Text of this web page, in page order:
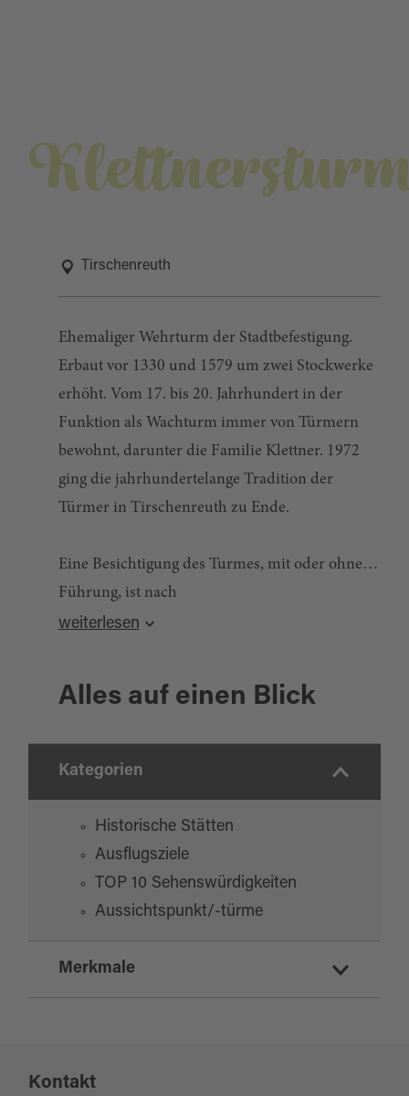
Tirschenreuth
Ehemaliger Wehrturm der Stadtbefestigung.
Erbaut vor 1330 und 1579 um zwei Stockwerke
erhöht. Vom 17. bis 20. Jahrhundert in der
Funktion als Wachturm immer von Türmern
bewohnt, darunter die Familie Klettner. 1972
ging die jahrhundertelange Tradition der
Türmer in Tirschenreuth zu Ende.
Eine Besichtigung des Turmes, mit oder ohne
Führung, ist nach
vorheriger Terminvereinbarung über die
Quelle:destination.one
weiterlesen
Alles auf einen Blick
Kategorien
Historische Stätten
Ausflugsziele
TOP 10 Sehenswürdigkeiten
Aussichtspunkt/-türme
Merkmale
für Gruppen
Kontakt